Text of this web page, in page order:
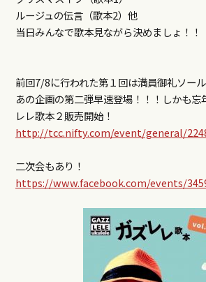
ルージュの伝言（歌本2）他
当日みんなで歌本見ながら決めましょ！！
前回7/8に行われた第１回は満員御礼ソール
あの企画の第二弾早速登場！！！しかも忘
レレ歌本２販売開始！
http://tcc.nifty.com/event/general/
二次会もあり！
https://www.facebook.com/events/